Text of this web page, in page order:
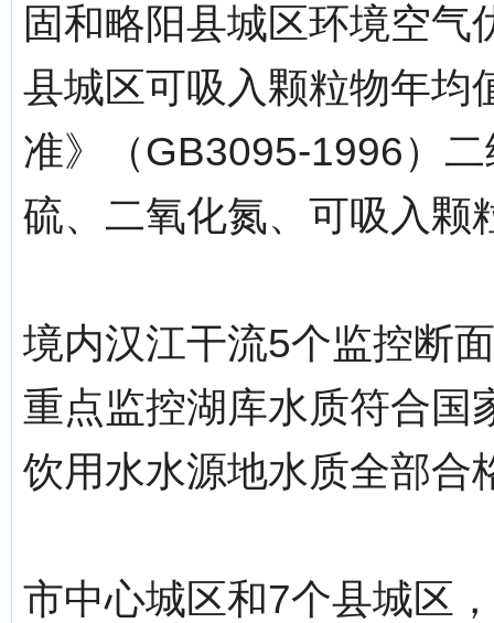
固和略阳县城区环境空
县城区可吸入颗粒物年均
准》（GB3095-1996）
硫、二氧化氮、可吸入颗
境内汉江干流5个监控断
重点监控湖库水质符合国
饮用水水源地水质全部合
市中心城区和7个县城区